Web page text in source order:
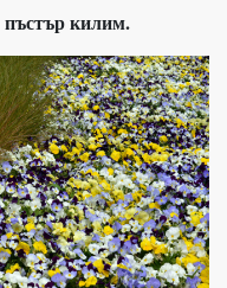
пъстър килим.